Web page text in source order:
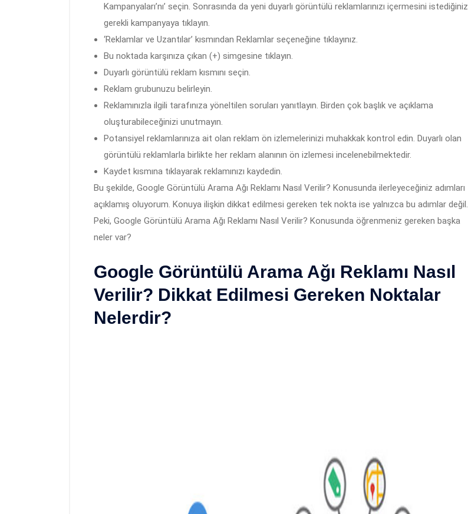
Kampanyaları’nı’ seçin. Sonrasında da yeni duyarlı görüntülü reklamlarınızı içermesini istediğiniz
gerekli kampanyaya tıklayın.
‘Reklamlar ve Uzantılar’ kısmından Reklamlar seçeneğine tıklayınız.
Bu noktada karşınıza çıkan (+) simgesine tıklayın.
Duyarlı görüntülü reklam kısmını seçin.
Reklam grubunuzu belirleyin.
Reklamınızla ilgili tarafınıza yöneltilen soruları yanıtlayın. Birden çok başlık ve açıklama
oluşturabileceğinizi unutmayın.
Potansiyel reklamlarınıza ait olan reklam ön izlemelerinizi muhakkak kontrol edin. Duyarlı olan
görüntülü reklamlarla birlikte her reklam alanının ön izlemesi incelenebilmektedir.
Kaydet kısmına tıklayarak reklamınızı kaydedin.
Bu şekilde, Google Görüntülü Arama Ağı Reklamı Nasıl Verilir? Konusunda ilerleyeceğiniz adımları
açıklamış oluyorum. Konuya ilişkin dikkat edilmesi gereken tek nokta ise yalnızca bu adımlar değil.
Peki, Google Görüntülü Arama Ağı Reklamı Nasıl Verilir? Konusunda öğrenmeniz gereken başka
neler var?
Google Görüntülü Arama Ağı Reklamı Nasıl
Verilir? Dikkat Edilmesi Gereken Noktalar
Nelerdir?